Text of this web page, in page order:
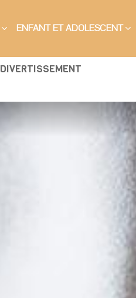
ENFANT ET ADOLESCENT
DIVERTISSEMENT